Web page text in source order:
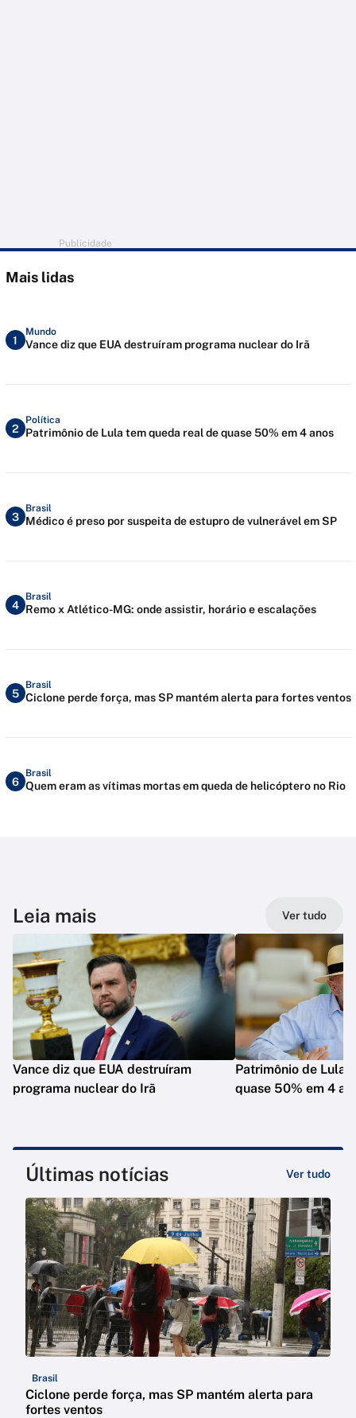
Publicidade
Mais lidas
1
Mundo
Vance diz que EUA destruíram programa nuclear do Irã
2
Política
Patrimônio de Lula tem queda real de quase 50% em 4 anos
3
Brasil
Médico é preso por suspeita de estupro de vulnerável em SP
4
Brasil
Remo x Atlético-MG: onde assistir, horário e escalações
5
Brasil
Ciclone perde força, mas SP mantém alerta para fortes ventos
6
Brasil
Quem eram as vítimas mortas em queda de helicóptero no Rio
Leia mais Ver tudo
Vance diz que EUA destruíram
programa nuclear do Irã
Patrimônio de Lula
quase 50% em 4
Últimas notícias Ver tudo
Brasil
Ciclone perde força, mas SP mantém alerta para
fortes ventos